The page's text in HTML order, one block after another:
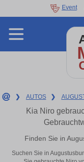
Event
❯ AUTOS ❯
Kia Niro
Finden Sie in
Suchen Sie in